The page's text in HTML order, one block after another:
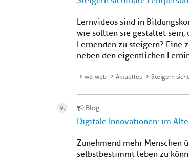
Lernvideos sind in
wie sollten sie gestaltet sein,
Lernenden zu steigern? Eine
neben den eigentlichen
wb-web Aktuelles Steigern
Blog
Digitale Innovationen: im
Zunehmend mehr Menschen
selbstbestimmt leben zu